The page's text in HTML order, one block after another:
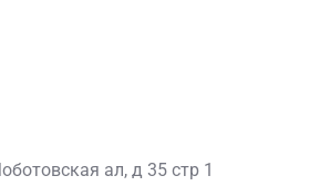
ал, д 35 стр 1